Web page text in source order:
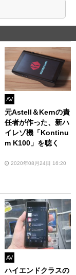
AV
元Astell＆Kernの責
任者が作った、新ハ
イレゾ機「Kontinu
m K100」を聴く
2020年08月24日 16:20
AV
ハイエンドクラスの